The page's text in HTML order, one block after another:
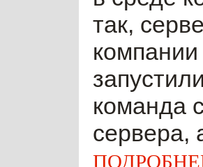
так,
команда
сервера,